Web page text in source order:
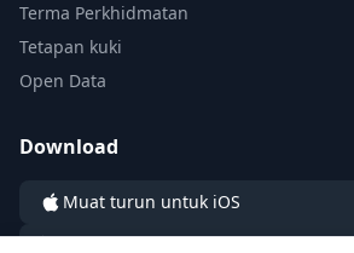
Terma Perkhidmatan
Tetapan kuki
Open Data
Download
Muat turun untuk iOS
Muat turun untuk Android